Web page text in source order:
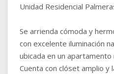
Unidad Residencial
Se arrienda cómoda y
con excelente iluminación
ubicada en un
Cuenta con clóset amplio y